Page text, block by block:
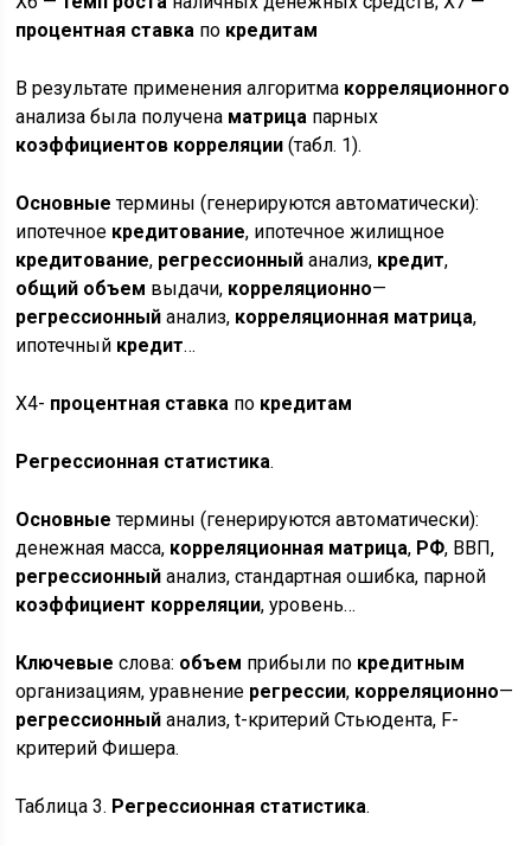
процентная ставка по кредитам
В результате применения алгоритма корреляционного
анализа была получена матрица парных
коэффициентов корреляции (табл. 1).
Основные термины (генерируются автоматически):
ипотечное кредитование, ипотечное жилищное
кредитование, регрессионный анализ, кредит,
общий объем выдачи, корреляционно—
регрессионный анализ, корреляционная матрица,
ипотечный кредит…
Х4- процентная ставка по кредитам
Регрессионная статистика.
Основные термины (генерируются автоматически):
денежная масса, корреляционная матрица, РФ, ВВП,
регрессионный анализ, стандартная ошибка, парной
коэффициент корреляции, уровень…
Ключевые слова: объем прибыли по кредитным
организациям, уравнение регрессии, корреляционно—
регрессионный анализ, t-критерий Стьюдента, F-
критерий Фишера.
Таблица 3. Регрессионная статистика.